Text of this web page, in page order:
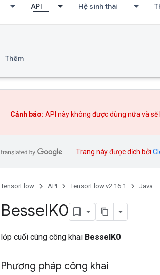
API Hệ sinh thái
Thêm
Cảnh báo: API này không được dùng nữa và
Trang này được dịch bởi
TensorFlow API TensorFlow v2.16.1 Java
BesselK0
lớp cuối cùng công khai BesselK0
Phương pháp công khai